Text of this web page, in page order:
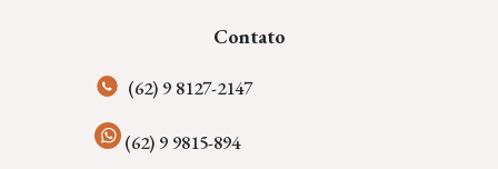
Contato
(62) 9 8127-2147
(62) 9 9815-894